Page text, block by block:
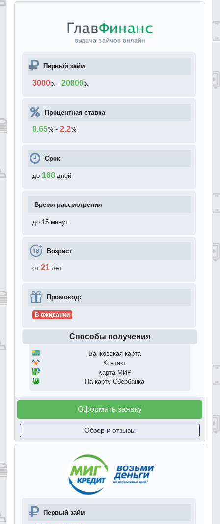
Первый займ
3000р. - 20000р.
Процентная ставка
0.65% - 2.2%
Срок
до 168 дней
Время рассмотрения
до 15 минут
Возраст
от 21 лет
Промокод:
В ожидании
Способы получения
Банковская карта
Контакт
Карта МИР
На карту Сбербанка
Оформить заявку
Обзор и отзывы
Первый займ